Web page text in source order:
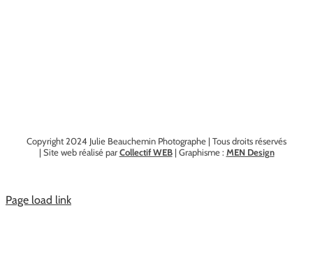
Copyright 2024 Julie Beauchemin Photographe | Tous droits réservés
| Site web réalisé parCollectif WEB| Graphisme : MEN Design
Page load link